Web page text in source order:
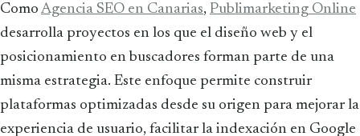
Como Agencia SEO en Canarias, Publimarketing Online
desarrolla proyectos en los que el diseño web y el
posicionamiento en buscadores forman parte de una
misma estrategia. Este enfoque permite construir
plataformas optimizadas desde su origen para mejorar la
experiencia de usuario, facilitar la indexación en Google